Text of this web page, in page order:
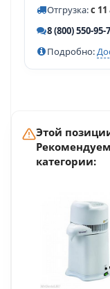
Отгрузка:с 11
8 (800) 550-95-
Подробно:
Этой
категории: